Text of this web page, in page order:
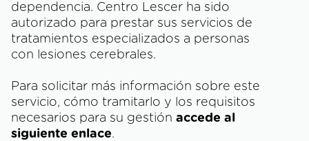
dependencia. Centro Lescer ha sido
autorizado para prestar sus servicios de
tratamientos especializados a personas
con lesiones cerebrales.
Para solicitar más información sobre este
servicio, cómo tramitarlo y los requisitos
necesarios para su gestión accede al
siguiente enlace.